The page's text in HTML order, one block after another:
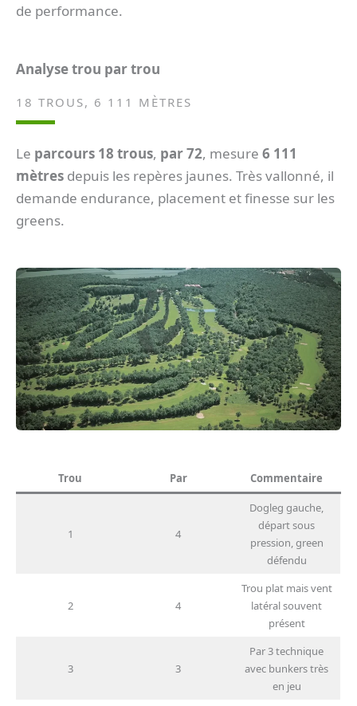
de performance.
Analyse trou par trou
18 TROUS, 6 111 MÈTRES
Le parcours 18 trous, par 72, mesure 6 111
mètres depuis les repères jaunes. Très vallonné, il
demande endurance, placement et finesse sur les
greens.
Trou Par Commentaire
1 4
Dogleg gauche,
départ sous
pression, green
défendu
2 4
Trou plat mais vent
latéral souvent
présent
3 3
Par 3 technique
avec bunkers très
en jeu